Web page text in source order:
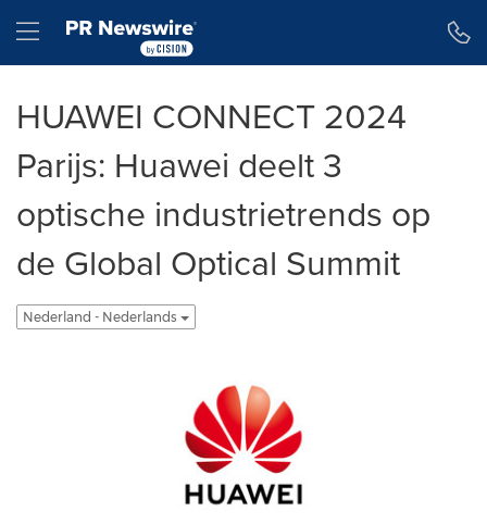
Hamburger menu
HUAWEI CONNECT 2024
Parijs: Huawei deelt 3
optische industrietrends op
de Global Optical Summit
Nederland - Nederlands